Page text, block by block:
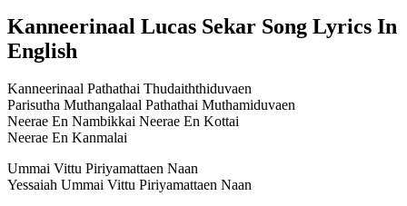
Kanneerinaal Lucas Sekar Song Lyrics In
English
Kanneerinaal Pathathai Thudaiththiduvaen
Parisutha Muthangalaal Pathathai Muthamiduvaen
Neerae En Nambikkai Neerae En Kottai
Neerae En Kanmalai
Ummai Vittu Piriyamattaen Naan
Yessaiah Ummai Vittu Piriyamattaen Naan